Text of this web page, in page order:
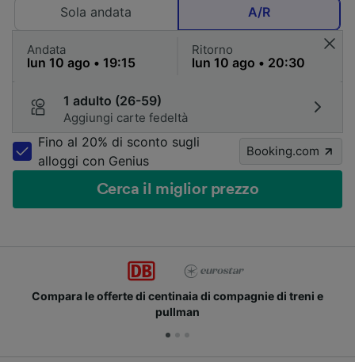
Sola andata A/R
Andata Ritorno
1 adulto (26-59)
Aggiungi carte fedeltà
Fino al 20% di sconto sugli
alloggi con Genius
Booking.com
Cerca il miglior prezzo
Compara le offerte di centinaia di compagnie di treni e
pullman